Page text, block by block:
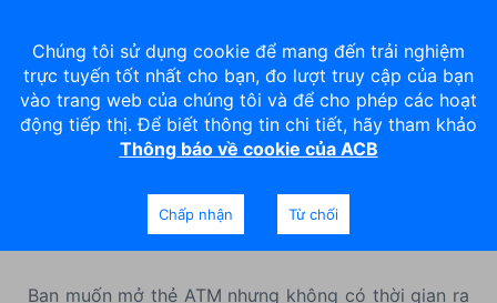
Hướng dẫn mở thẻ ATM
online giao tận nhà miễn phí
Bạn muốn mở thẻ ATM nhưng không có thời gian ra
Chúng tôi sử dụng cookie để mang đến trải nghiệm
trực tuyến tốt nhất cho bạn, đo lượt truy cập của bạn
vào trang web của chúng tôi và để cho phép các hoạt
động tiếp thị. Để biết thông tin chi tiết, hãy tham khảo
Thông báo về cookie của ACB
Chấp nhận Từ chối